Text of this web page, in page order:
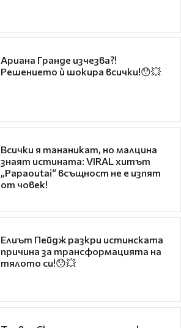
Ариана Гранде изчезва?!
Решението ѝ шокира всички!😯💥
Всички я тананикат, но малцина
знаят истината: VIRAL хитът
„Papaoutai“ всъщност не е изпят
от човек!
Елиът Пейдж разкри истинската
причина за трансформацията на
тялото си!😯💥